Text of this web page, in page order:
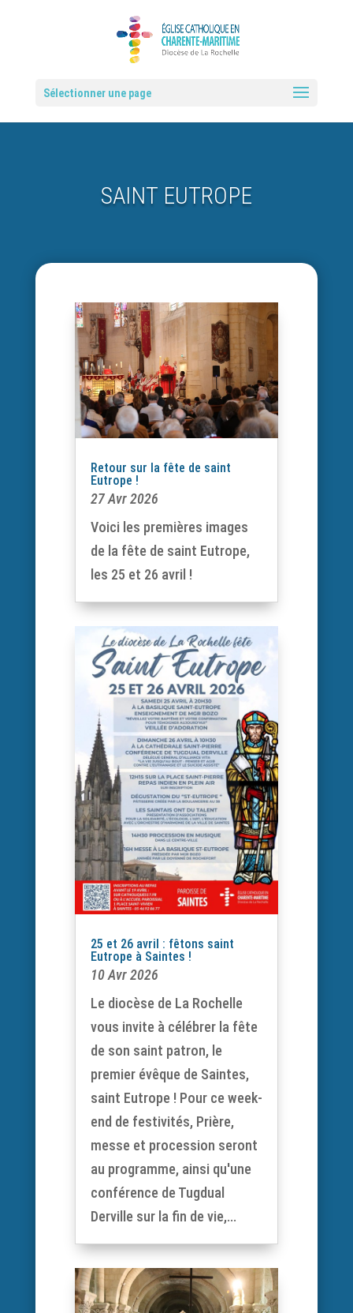
Sélectionner une page
SAINT EUTROPE
Retour sur la fête de saint
Eutrope !
27 Avr 2026
Voici les premières images
de la fête de saint Eutrope,
les 25 et 26 avril !
25 et 26 avril : fêtons saint
Eutrope à Saintes !
10 Avr 2026
Le diocèse de La Rochelle
vous invite à célébrer la fête
de son saint patron, le
premier évêque de Saintes,
saint Eutrope ! Pour ce week-
end de festivités, Prière,
messe et procession seront
au programme, ainsi qu'une
conférence de Tugdual
Derville sur la fin de vie,...